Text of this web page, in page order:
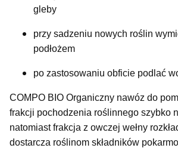
gleby
przy sadzeniu nowych roślin
podłożem
po zastosowaniu obficie podlać
COMPO BIO Organiczny nawóz do
frakcji pochodzenia roślinnego szybko
natomiast frakcja z owczej wełny
dostarcza roślinom składników